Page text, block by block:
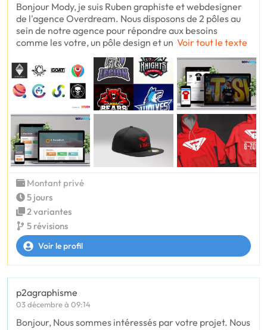
Bonjour Mody, je suis Ruben graphiste et webdesigner
de l'agence Overdream. Nous disposons de 2 pôles au
sein de notre agence pour répondre aux besoins
comme les votre, un pôle design et un Voir tout le texte
Montant privé
5 jours
2 variantes
5 révisions
Voir le profil
p2agraphisme
03 décembre à 09:14
Bonjour, Nous sommes intéressés par votre projet. Nous